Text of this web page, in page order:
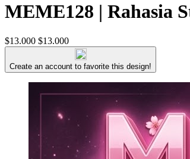
MEME128 | Rahasia
$13.000 $13.000
Create an account to favorite this design!